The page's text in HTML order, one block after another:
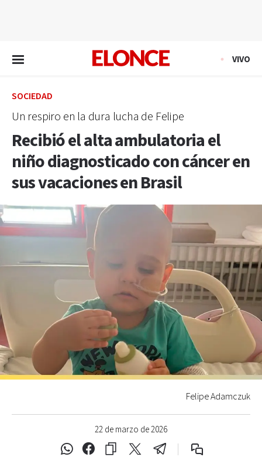
VIVO
SOCIEDAD
Un respiro en la dura lucha de Felipe
Recibió el alta ambulatoria el
niño diagnosticado con cáncer en
sus vacaciones en Brasil
22 de marzo de 2026
Felipe Adamczuk